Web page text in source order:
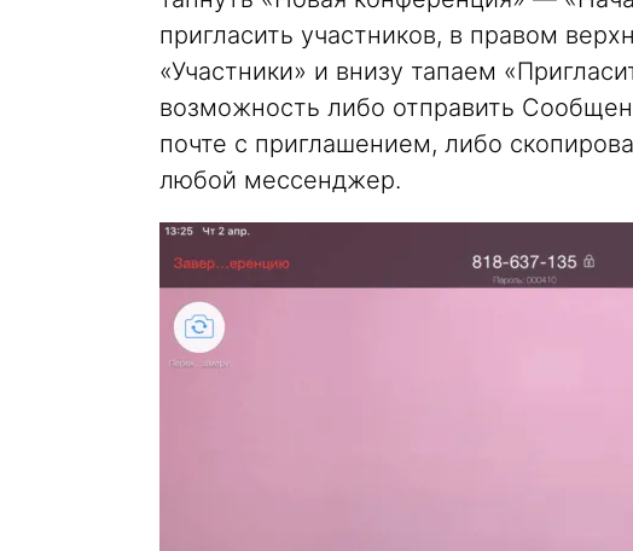
пригласить участников, в правом
«Участники» и внизу тапаем
возможность либо отправить
почте с приглашением, либо
любой мессенджер.